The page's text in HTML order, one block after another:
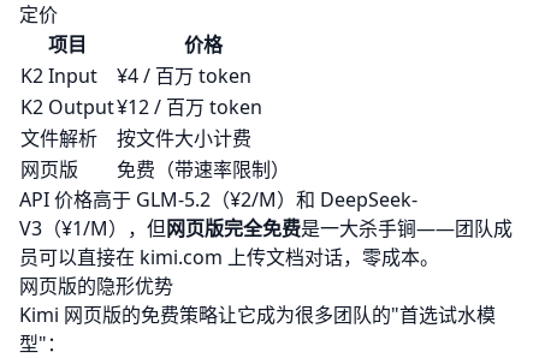
定价
项目
价格
K2 Input
¥4 / 百万 token
K2 Output¥12 / 百万 token
文件解析
按文件大小计费
网页版
免费（带速率限制）
API 价格高于 GLM-5.2 （¥2/M）和 DeepSeek-
V3 （¥1/M），但网页版完全免费是一大杀手锏——团队成
员可以直接在 kimi.com 上传文档对话，零成本。
网页版的隐形优势
Kimi 网页版的免费策略让它成为很多团队的"首选试水模
型"：